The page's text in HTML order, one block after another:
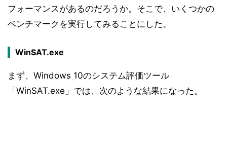
フォーマンスがあるのだろうか。そこで、いくつかの
ベンチマークを実行してみることにした。
WinSAT.exe
まず、Windows 10のシステム評価ツール
「WinSAT.exe」では、次のような結果になった。